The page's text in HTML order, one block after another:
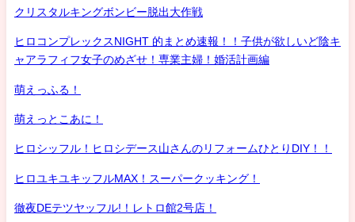
クリスタルキングボンビー脱出大作戦
ヒロコンプレックスNIGHT 的まとめ速報！！子供が欲しいど陰キ
ャアラフィフ女子のめざせ！専業主婦！婚活計画編
萌えっふる！
萌えっとこあに！
ヒロシッフル！ヒロシデース山さんのリフォームひとりDIY！！
ヒロユキユキッフルMAX！スーパークッキング！
徹夜DEテツヤッフル!！レトロ館2号店！